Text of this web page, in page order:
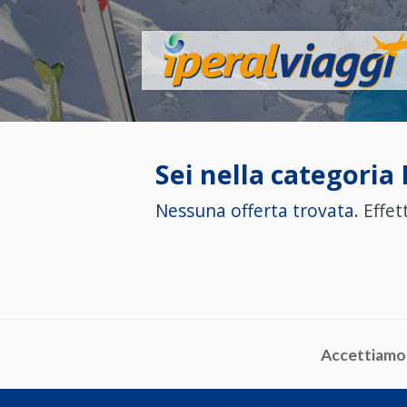
Sei nella categoria
Nessuna offerta trovata.
Accettiamo